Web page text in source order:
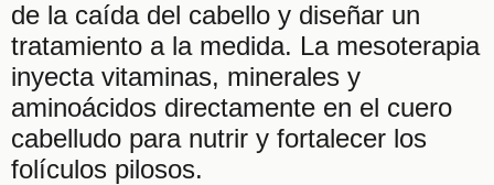
de la caída del cabello y diseñar un
tratamiento a la medida. La mesoterapia
inyecta vitaminas, minerales y
aminoácidos directamente en el cuero
cabelludo para nutrir y fortalecer los
folículos pilosos.